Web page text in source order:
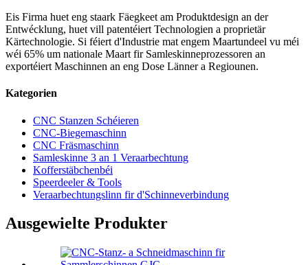
Eis Firma huet eng staark Fäegkeet am Produktdesign an der
Entwécklung, huet vill patentéiert Technologien a proprietär
Kärtechnologie. Si féiert d'Industrie mat engem Maartundeel vu méi
wéi 65% um nationale Maart fir Samleskinneprozessoren an
exportéiert Maschinnen an eng Dose Länner a Regiounen.
Kategorien
CNC Stanzen Schéieren
CNC-Biegemaschinn
CNC Fräsmaschinn
Samleskinne 3 an 1 Veraarbechtung
Kofferstäbchenbéi
Speerdeeler & Tools
Veraarbechtungslinn fir d'Schinneverbindung
Ausgewielte Produkter